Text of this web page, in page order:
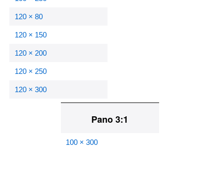
120 × 80
120 × 150
120 × 200
120 × 250
120 × 300
Pano 3:1
100 × 300